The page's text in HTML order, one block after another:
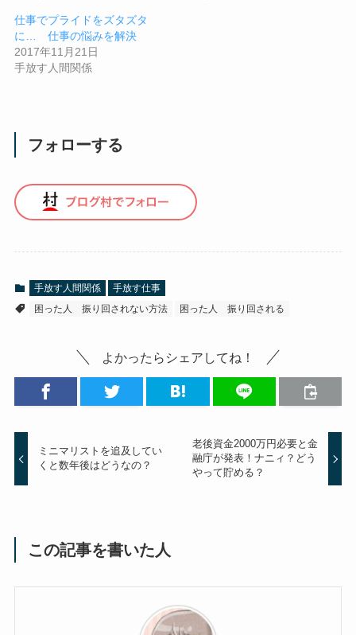
仕事でプライドをズタズタ
に… 仕事の悩みを解決
2017年11月21日
手放す人間関係
フォローする
手放す人間関係
手放す仕事
困った人 振り回されない方法
困った人 振り回される
よかったらシェアしてね！
ミニマリストを追及してい
くと数年後はどうなの？
老後資金2000万円必要と金
融庁が発表！ナニィ？どう
やって貯める？
この記事を書いた人